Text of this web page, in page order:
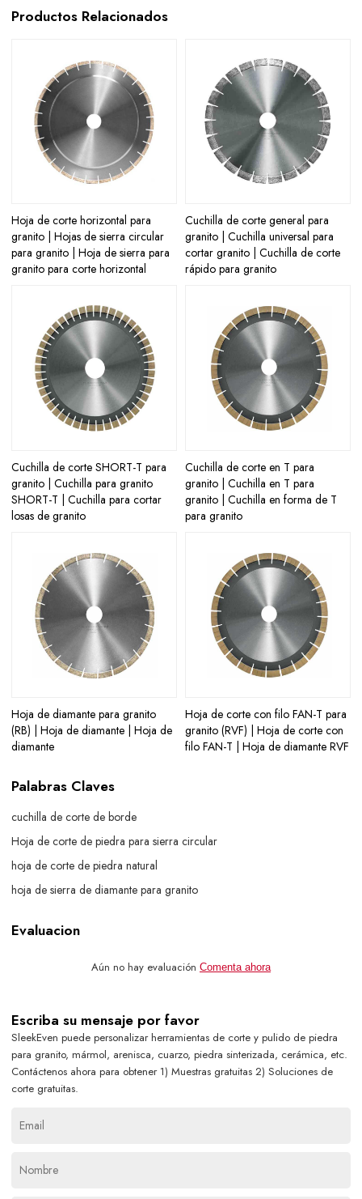
Productos Relacionados
Hoja de corte horizontal para
granito | Hojas de sierra circular
para granito | Hoja de sierra para
granito para corte horizontal
Cuchilla de corte general para
granito | Cuchilla universal para
cortar granito | Cuchilla de corte
rápido para granito
Cuchilla de corte SHORT-T para
granito | Cuchilla para granito
SHORT-T | Cuchilla para cortar
losas de granito
Cuchilla de corte en T para
granito | Cuchilla en T para
granito | Cuchilla en forma de T
para granito
Hoja de diamante para granito
(RB) | Hoja de diamante | Hoja de
diamante
Hoja de corte con filo FAN-T para
granito (RVF) | Hoja de corte con
filo FAN-T | Hoja de diamante RVF
Palabras Claves
cuchilla de corte de borde
Hoja de corte de piedra para sierra circular
hoja de corte de piedra natural
hoja de sierra de diamante para granito
Evaluacion
Aún no hay evaluación Comenta ahora
Escriba su mensaje por favor
SleekEven puede personalizar herramientas de corte y pulido de piedra
para granito, mármol, arenisca, cuarzo, piedra sinterizada, cerámica, etc.
Contáctenos ahora para obtener 1) Muestras gratuitas 2) Soluciones de
corte gratuitas.